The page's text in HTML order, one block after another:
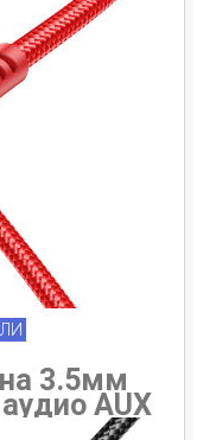
3.5мм
AUX